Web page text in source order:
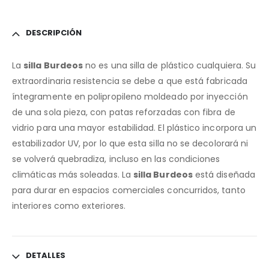
DESCRIPCIÓN
La silla Burdeos no es una silla de plástico cualquiera. Su
extraordinaria resistencia se debe a que está fabricada
íntegramente en polipropileno moldeado por inyección
de una sola pieza, con patas reforzadas con fibra de
vidrio para una mayor estabilidad. El plástico incorpora un
estabilizador UV, por lo que esta silla no se decolorará ni
se volverá quebradiza, incluso en las condiciones
climáticas más soleadas. La silla Burdeosestá diseñada
para durar en espacios comerciales concurridos, tanto
interiores como exteriores.
DETALLES